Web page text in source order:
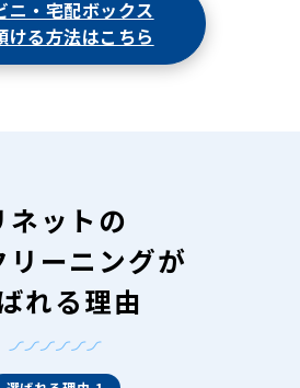
ニ・宅配ボックス
ける方法はこちら
ネットの
リーニングが
れる理由